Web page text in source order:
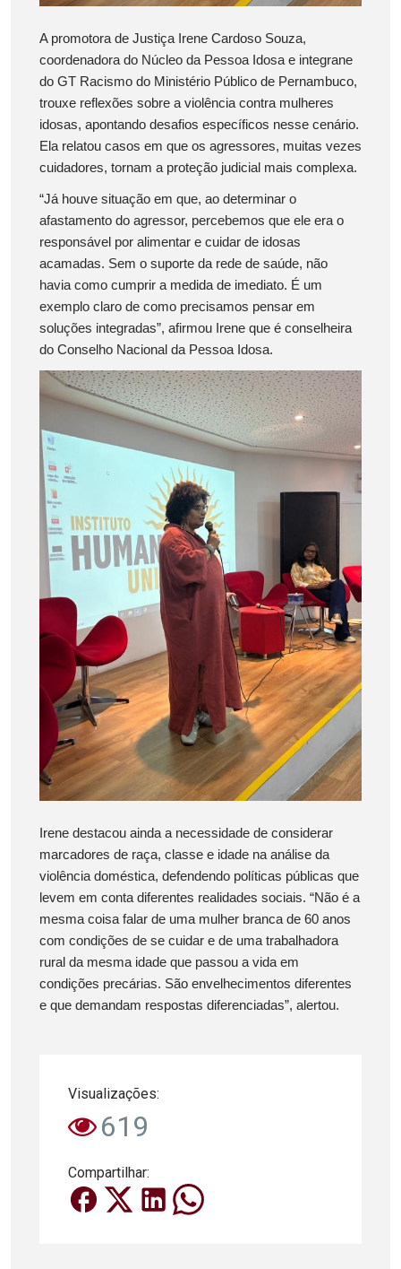
A promotora de Justiça Irene Cardoso Souza,
coordenadora do Núcleo da Pessoa Idosa e integrane
do GT Racismo do Ministério Público de Pernambuco,
trouxe reflexões sobre a violência contra mulheres
idosas, apontando desafios específicos nesse cenário.
Ela relatou casos em que os agressores, muitas vezes
cuidadores, tornam a proteção judicial mais complexa.
“Já houve situação em que, ao determinar o
afastamento do agressor, percebemos que ele era o
responsável por alimentar e cuidar de idosas
acamadas. Sem o suporte da rede de saúde, não
havia como cumprir a medida de imediato. É um
exemplo claro de como precisamos pensar em
soluções integradas”, afirmou Irene que é conselheira
do Conselho Nacional da Pessoa Idosa.
Irene destacou ainda a necessidade de considerar
marcadores de raça, classe e idade na análise da
violência doméstica, defendendo políticas públicas que
levem em conta diferentes realidades sociais. “Não é a
mesma coisa falar de uma mulher branca de 60 anos
com condições de se cuidar e de uma trabalhadora
rural da mesma idade que passou a vida em
condições precárias. São envelhecimentos diferentes
e que demandam respostas diferenciadas”, alertou.
Visualizações:
619
Compartilhar: